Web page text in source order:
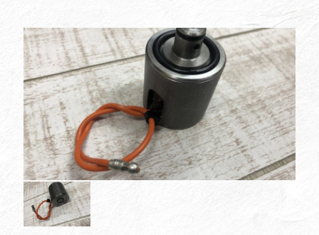
ブログ
Company
会社概要
Recruit
採用情報